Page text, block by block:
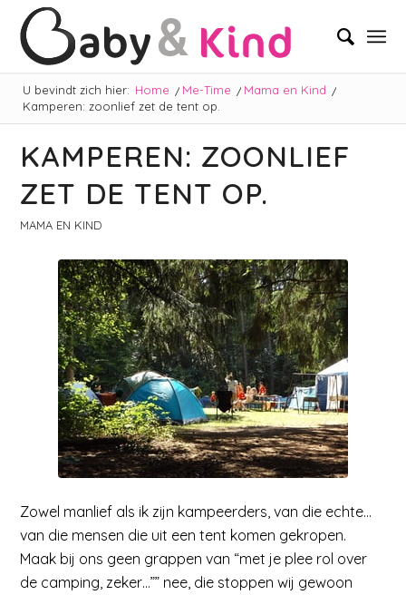
U bevindt zich hier: Home / Me-Time / Mama en Kind /
Kamperen: zoonlief zet de tent op.
KAMPEREN: ZOONLIEF
ZET DE TENT OP.
MAMA EN KIND
Zowel manlief als ik zijn kampeerders, van die echte…
van die mensen die uit een tent komen gekropen.
Maak bij ons geen grappen van “met je plee rol over
de camping, zeker…”” nee, die stoppen wij gewoon